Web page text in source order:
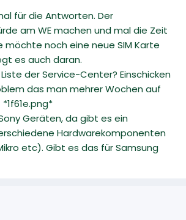
für die Antworten. Der
am WE machen und mal die Zeit
möchte noch eine neue SIM Karte
es auch daran.
der Service-Center? Einschicken
das man mehrer Wochen auf
Geräten, da gibt es ein
Hardwarekomponenten
etc). Gibt es das für Samsung